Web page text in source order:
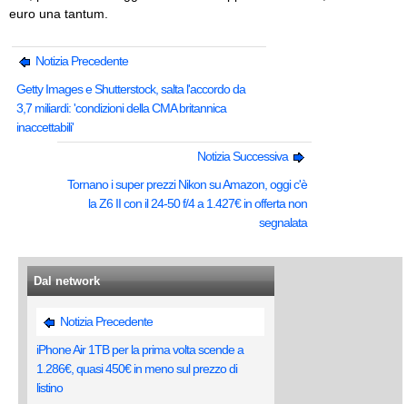
euro una tantum.
Notizia Precedente
Getty Images e Shutterstock, salta l'accordo da
3,7 miliardi: 'condizioni della CMA britannica
inaccettabili'
Notizia Successiva
Tornano i super prezzi Nikon su Amazon, oggi c'è
la Z6 II con il 24-50 f/4 a 1.427€ in offerta non
segnalata
Dal network
Notizia Precedente
iPhone Air 1TB per la prima volta scende a
1.286€, quasi 450€ in meno sul prezzo di
listino